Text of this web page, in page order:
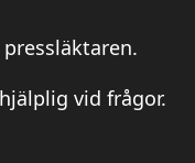
vid frågor.